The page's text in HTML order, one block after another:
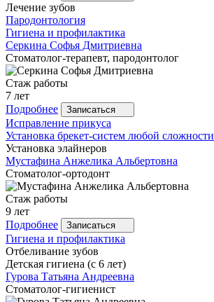
Лечение зубов
Пародонтология
Гигиена и профилактика
Серкина Софья Дмитриевна
Стоматолог-терапевт, пародонтолог
Стаж работы
7 лет
Подробнее
Записаться
Исправление прикуса
Установка брекет-систем любой сложности
Установка элайнеров
Мустафина Анжелика Альбертовна
Стоматолог-ортодонт
Стаж работы
9 лет
Подробнее
Записаться
Гигиена и профилактика
Отбеливание зубов
Детская гигиена (с 6 лет)
Гурова Татьяна Андреевна
Стоматолог-гигиенист